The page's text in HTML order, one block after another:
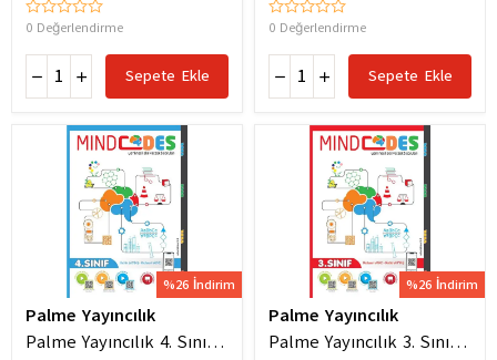
0 Değerlendirme
Sepete Ekle
0 Değerlendirme
Sepete Ekle
%26 İndirim
Palme Yayıncılık
Palme Yayıncılık 4. Sınıf
%26 İndirim
Palme Yayıncılık
Palme Yayıncılık 3. Sınıf